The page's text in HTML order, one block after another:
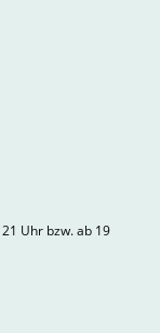
Uhr bzw. ab 19